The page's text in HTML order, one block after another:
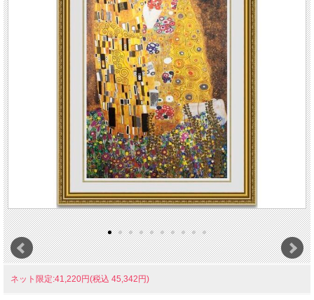
ネット限定:41,220円(税込 45,342円)